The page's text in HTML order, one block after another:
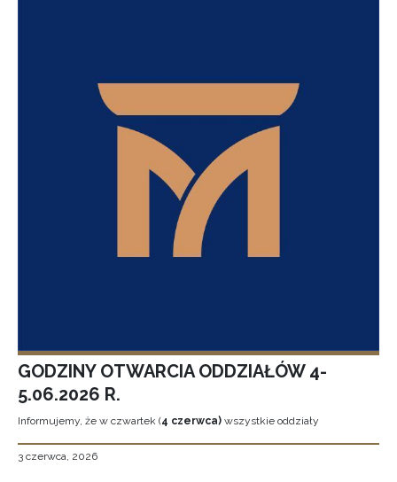
GODZINY OTWARCIA ODDZIAŁÓW 4-
5.06.2026 R.
Informujemy, że w czwartek (4 czerwca) wszystkie oddziały
3 czerwca, 2026